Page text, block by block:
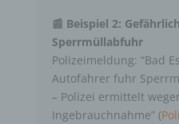
📰 Beispiel 2:
Sperrmüllabfuhr
Polizeimeldung: “Bad
Autofahrer fuhr
– Polizei ermittelt
Ingebrauchnahme” (